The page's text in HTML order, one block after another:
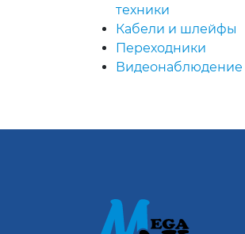
техники
Кабели и шлейфы
Переходники
Видеонаблюдение